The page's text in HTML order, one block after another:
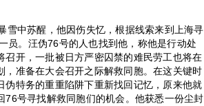
雪中苏醒，他因伤失忆，根据线索来到上海寻
员。汪伪76号的人也找到他，称他是行动处
召开，一批被日方严密囚禁的难民劳工也将在
，准备在大会召开之际解救同胞。在这关键时
伪特务的重重陷阱下重新找回记忆，原来他就
76号寻找解救同胞们的机会。他获悉一份尘封